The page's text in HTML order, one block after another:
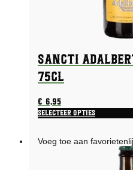
Sancti
75CL
€6,95
Selecteer opties
Voeg toe aan